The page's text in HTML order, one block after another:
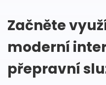
Začněte
moderní
přepravní